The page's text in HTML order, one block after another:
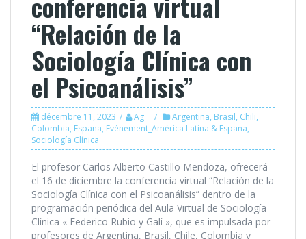
“Relación de la
Sociología Clínica con
el Psicoanálisis”
décembre 11, 2023 Ag Argentina, Brasil, Chili,
Colombia, Espana, Evénement_América Latina & Espana,
Sociología Clínica
El profesor Carlos Alberto Castillo Mendoza, ofrecerá
el 16 de diciembre la conferencia virtual “Relación de la
Sociología Clínica con el Psicoanálisis” dentro de la
programación periódica del Aula Virtual de Sociología
Clínica « Federico Rubio y Galí », que es impulsada por
profesores de Argentina, Brasil, Chile, Colombia y